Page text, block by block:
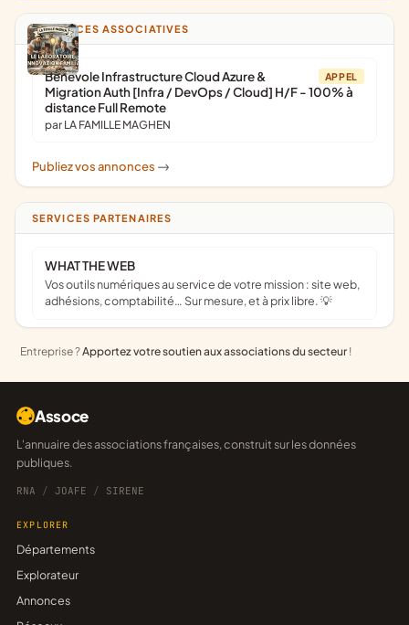
ANNONCES ASSOCIATIVES
APPEL
Bénévole Infrastructure Cloud Azure &
Migration Auth [Infra / DevOps / Cloud] H/F - 100% à
distance Full Remote
par LA FAMILLE MAGHEN
Publiez vos annonces ->
SERVICES PARTENAIRES
WHAT THE WEB
Vos outils numériques au service de votre mission : site web,
adhésions, comptabilité… Sur mesure, et à prix libre. 💡
Entreprise ?Apportez votre soutien aux associations du secteur !
Assoce
L'annuaire des associations françaises, construit sur les données
publiques.
RNA / JOAFE / SIRENE
EXPLORER
Départements
Explorateur
Annonces